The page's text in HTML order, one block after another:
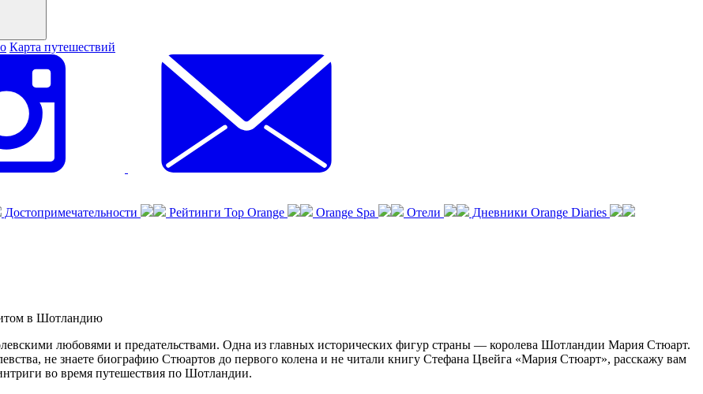
Карта путешествий
Достопримечательности Рейтинги Top Orange Orange Spa Отели
Дневники Orange Diaries
в Шотландию
любовями и предательствами. Одна из главных исторических фигур страны — королева Шотландии Мария Стюарт.
не знаете биографию Стюартов до первого колена и не читали книгу Стефана Цвейга «Мария Стюарт», расскажу вам
во время путешествия по Шотландии.